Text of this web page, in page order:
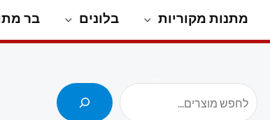
מתנות מקוריות בלונים בר